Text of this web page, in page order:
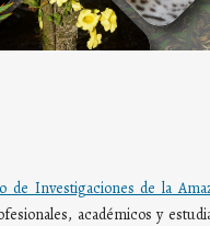
de Investigaciones de la
académicos y